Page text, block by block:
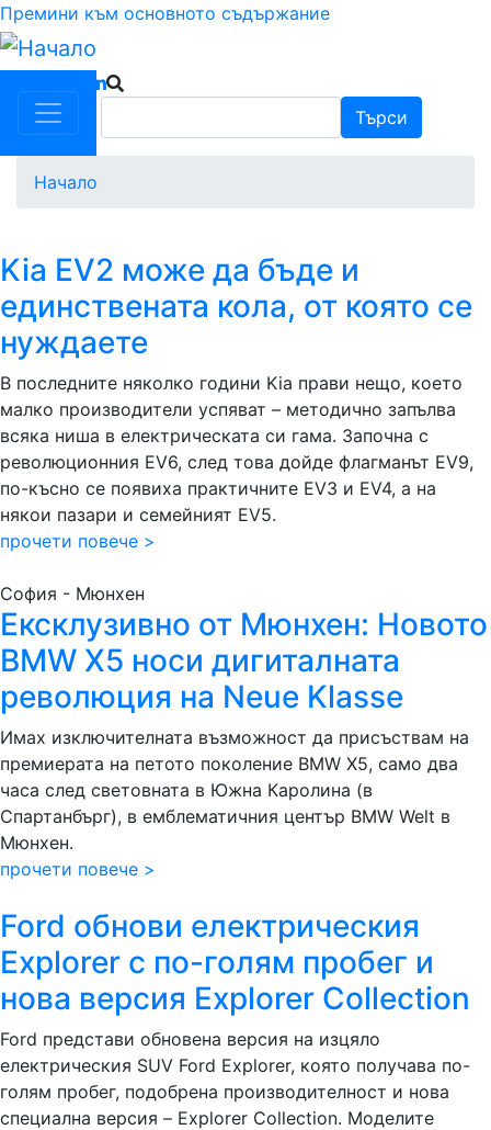
Премини към основното съдържание
Търси
Начало
Kia EV2 може да бъде и
единствената кола, от която се
нуждаете
В последните няколко години Kia прави нещо, което
малко производители успяват – методично запълва
всяка ниша в електрическата си гама. Започна с
революционния EV6, след това дойде флагманът EV9,
по-късно се появиха практичните EV3 и EV4, а на
някои пазари и семейният EV5.
прочети повече >
София - Мюнхен
Ексклузивно от Мюнхен: Новото
BMW X5 носи дигиталната
революция на Neue Klasse
Имах изключителната възможност да присъствам на
премиерата на петото поколение BMW X5, само два
часа след световната в Южна Каролина (в
Спартанбърг), в емблематичния център BMW Welt в
Мюнхен.
прочети повече >
Ford обнови електрическия
Explorer с по-голям пробег и
нова версия Explorer Collection
Ford представи обновена версия на изцяло
електрическия SUV Ford Explorer, която получава по-
голям пробег, подобрена производителност и нова
специална версия – Explorer Collection. Моделите